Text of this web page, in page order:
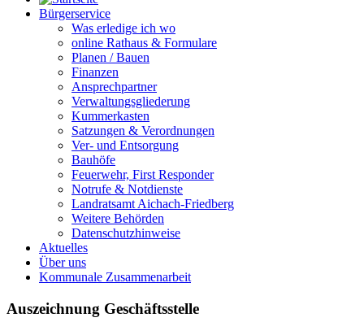
Bürgerservice
Was erledige ich wo
online Rathaus & Formulare
Planen / Bauen
Finanzen
Ansprechpartner
Verwaltungsgliederung
Kummerkasten
Satzungen & Verordnungen
Ver- und Entsorgung
Bauhöfe
Feuerwehr, First Responder
Notrufe & Notdienste
Landratsamt Aichach-Friedberg
Weitere Behörden
Datenschutzhinweise
Aktuelles
Über uns
Kommunale Zusammenarbeit
Auszeichnung Geschäftsstelle